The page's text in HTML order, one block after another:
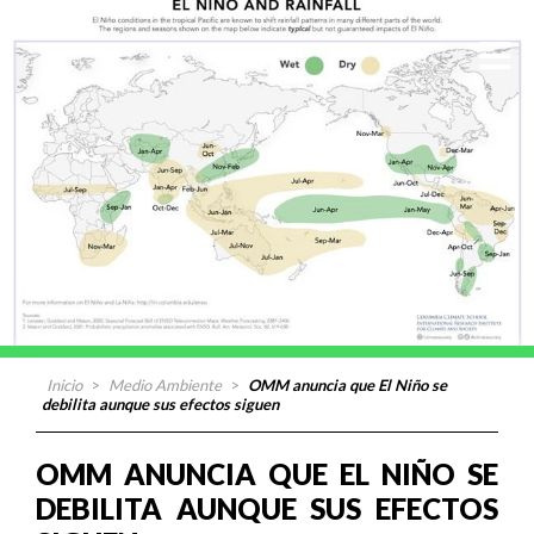
Inicio > Medio Ambiente > OMM anuncia que El Niño se
debilita aunque sus efectos siguen
OMM ANUNCIA QUE EL NIÑO SE
DEBILITA AUNQUE SUS EFECTOS